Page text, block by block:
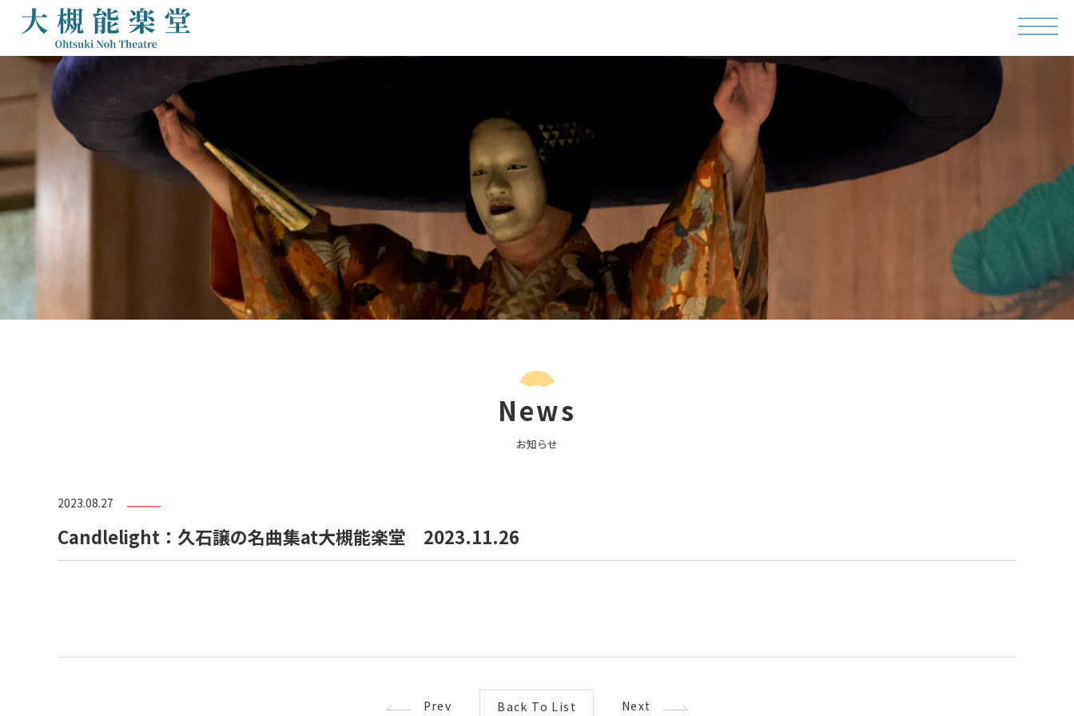
News
お知らせ
2023.08.27
Candlelight：久石譲の名曲集at大槻能楽堂 2023.11.26
Prev Back To List Next